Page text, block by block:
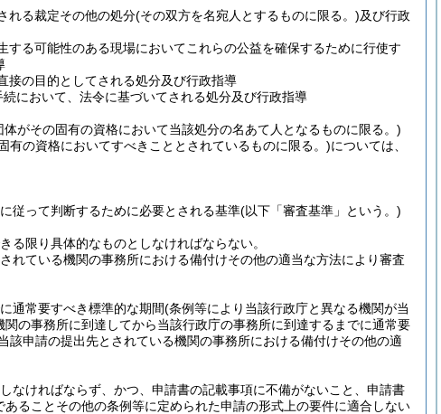
れる裁定その他の処分(その双方を名宛人とするものに限る。)及び行政
る可能性のある現場においてこれらの公益を確保するために行使す
接の目的としてされる処分及び行政指導
において、法令に基づいてされる処分及び行政指導
がその固有の資格において当該処分の名あて人となるものに限る。)
有の資格においてすべきこととされているものに限る。)については、
従って判断するために必要とされる基準(以下「審査基準」という。)
限り具体的なものとしなければならない。
れている機関の事務所における備付けその他の適当な方法により審査
通常要すべき標準的な期間(条例等により当該行政庁と異なる機関が当
の事務所に到達してから当該行政庁の事務所に到達するまでに通常要
申請の提出先とされている機関の事務所における備付けその他の適
なければならず、かつ、申請書の記載事項に不備がないこと、申請書
ることその他の条例等に定められた申請の形式上の要件に適合しない